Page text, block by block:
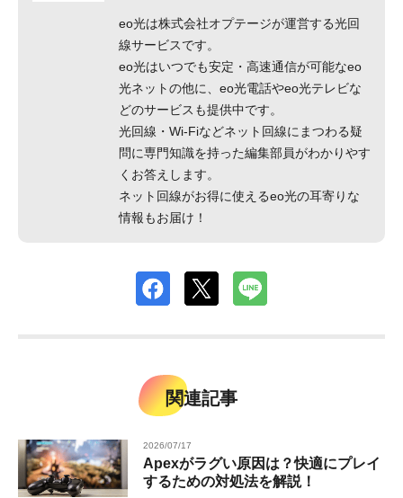
eo光は株式会社オプテージが運営する光回
線サービスです。
eo光はいつでも安定・高速通信が可能なeo
光ネットの他に、eo光電話やeo光テレビな
どのサービスも提供中です。
光回線・Wi-Fiなどネット回線にまつわる疑
問に専門知識を持った編集部員がわかりやす
くお答えします。
ネット回線がお得に使えるeo光の耳寄りな
情報もお届け！
関連記事
2026/07/17
Apexがラグい原因は？快適にプレイ
するための対処法を解説！